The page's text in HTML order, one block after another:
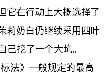
它在行动上大概选择了
莉奶白仍继续采用四叶
挖了一个大坑。
法》一般规定的最高